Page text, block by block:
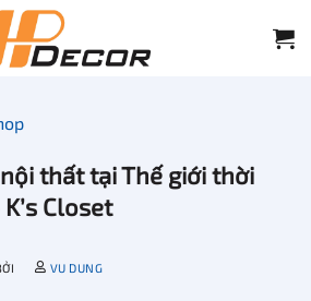
thất tại Thế giới thời
Closet
VU DUNG